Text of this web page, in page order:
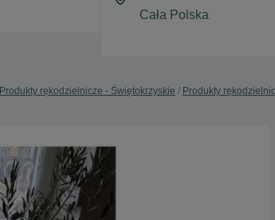
Produkty rękodzielnicze - Świętokrzyskie Produkty